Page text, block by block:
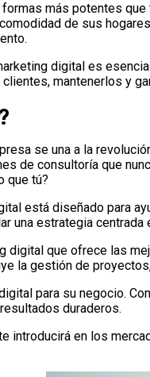
más potentes
de sus
digital es
mantenerlos y
se una a la
de consultoría que
que tú?
está diseñado para
una estrategia
digital que ofrece las
la gestión de
para su negocio.
duraderos.
introducirá en los